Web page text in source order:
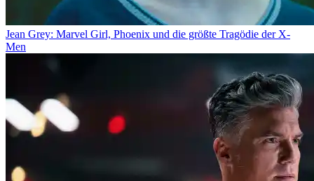
Jean Grey: Marvel Girl, Phoenix und die größte Tragödie der X-
Men